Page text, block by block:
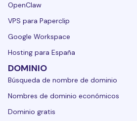
OpenClaw
VPS para Paperclip
Google Workspace
Hosting para España
DOMINIO
Búsqueda de nombre de dominio
Nombres de dominio económicos
Dominio gratis